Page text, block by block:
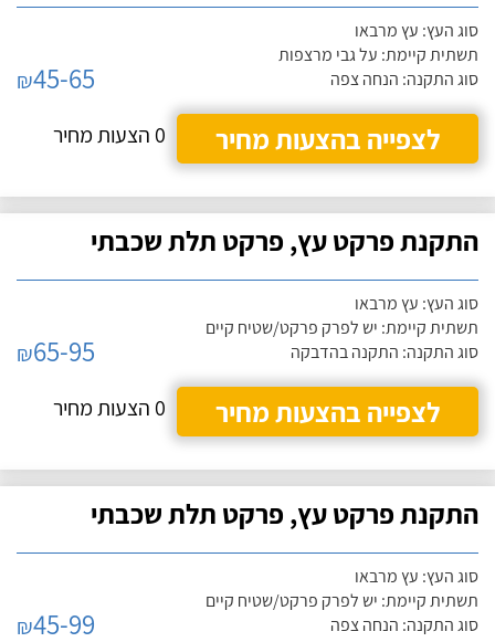
סוג העץ: עץ מרבאו
תשתית קיימת: על גבי מרצפות
סוג התקנה: הנחה צפה
₪45-65
לצפייה בהצעות מחיר
0 הצעות מחיר
התקנת פרקט עץ, פרקט תלת שכבתי
סוג העץ: עץ מרבאו
תשתית קיימת: יש לפרק פרקט/שטיח קיים
סוג התקנה: התקנה בהדבקה
₪65-95
לצפייה בהצעות מחיר
0 הצעות מחיר
התקנת פרקט עץ, פרקט תלת שכבתי
סוג העץ: עץ מרבאו
תשתית קיימת: יש לפרק פרקט/שטיח קיים
סוג התקנה: הנחה צפה
₪45-99